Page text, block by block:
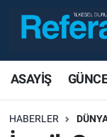
ASAYİŞ
HABERLER